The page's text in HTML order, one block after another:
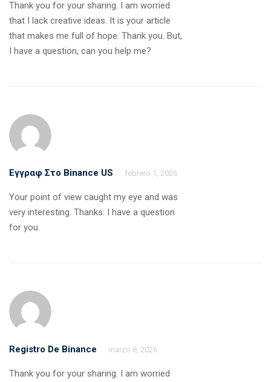
Thank you for your sharing. I am worried
that I lack creative ideas. It is your article
that makes me full of hope. Thank you. But,
I have a question, can you help me?
Εγγραφ Στο Binance US febrero 1, 2026
Your point of view caught my eye and was
very interesting. Thanks. I have a question
for you.
Registro De Binance marzo 8, 2026
Thank you for your sharing. I am worried